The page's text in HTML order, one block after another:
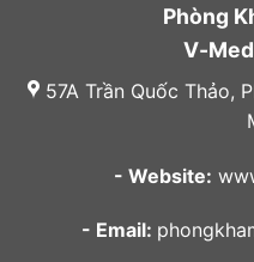
Phòng
V-
57A Trần Quốc Thảo,
- Website:
- Email: